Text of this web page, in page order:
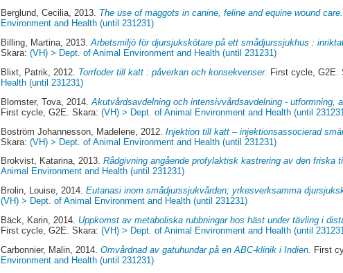
Berglund, Cecilia, 2013. The use of maggots in canine, feline and equine wound care.
Environment and Health (until 231231)
Billing, Martina, 2013.Arbetsmiljö för djursjukskötare på ett smådjurssjukhus :
Skara:(VH) > Dept. of Animal Environment and Health (until 231231)
Blixt, Patrik, 2012. Torrfoder till katt : påverkan och konsekvenser. First cycle,
Health (until 231231)
Blomster, Tova , 2014.Akutvårdsavdelning och intensivvårdsavdelning - utformning,
First cycle, G2E. Skara:(VH) > Dept. of Animal Environment and Health (until
Boström Johannesson, Madelene , 2012.Injektion till katt – injektionsassocierad
Skara:(VH) > Dept. of Animal Environment and Health (until 231231)
Brokvist, Katarina, 2013.Rådgivning angående profylaktisk kastrering av den friska
Animal Environment and Health (until 231231)
Brolin, Louise, 2014.Eutanasi inom smådjurssjukvården; yrkesverksamma
(VH) > Dept. of Animal Environment and Health (until 231231)
Bäck, Karin, 2014. Uppkomst av metaboliska rubbningar hos häst under tävling i
First cycle, G2E. Skara:(VH) > Dept. of Animal Environment and Health (until
Carbonnier, Malin , 2014.Omvårdnad av gatuhundar på en ABC-klinik i Indien. First
Environment and Health (until 231231)